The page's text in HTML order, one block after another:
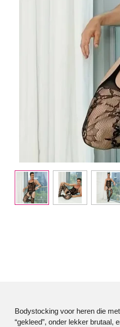
Bodystocking voor heren die
“gekleed”, onder lekker brutaal,